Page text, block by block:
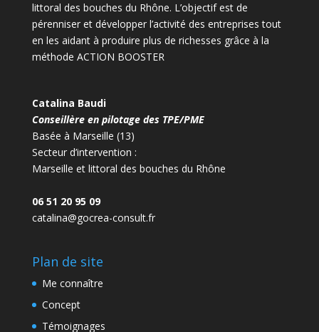
littoral des bouches du Rhône. L’objectif est de
pérenniser et développer l’activité des entreprises tout
en les aidant à produire plus de richesses grâce à la
méthode ACTION BOOSTER
Catalina Baudi
Conseillère en pilotage des TPE/PME
Basée à Marseille (13)
Secteur d’intervention :
Marseille et littoral des bouches du Rhône
06 51 20 95 09
catalina@gocrea-consult.fr
Plan de site
Me connaître
Concept
Témoignages